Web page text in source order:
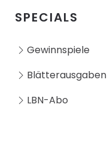
SPECIALS
Gewinnspiele
Blätterausgaben
LBN-Abo